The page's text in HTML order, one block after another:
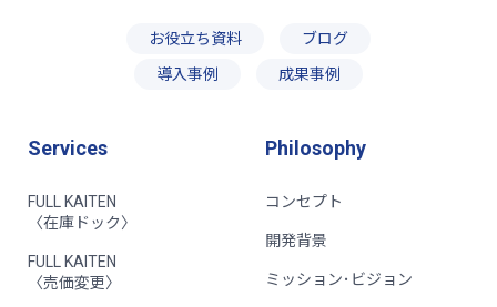
お役立ち資料
ブログ
導入事例
成果事例
Services
FULL KAITEN
〈在庫ドック〉
FULL KAITEN
〈売価変更〉
Philosophy
コンセプト
開発背景
ミッション･ビジョン